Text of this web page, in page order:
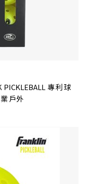
PICKLEBALL 專利球
戶外